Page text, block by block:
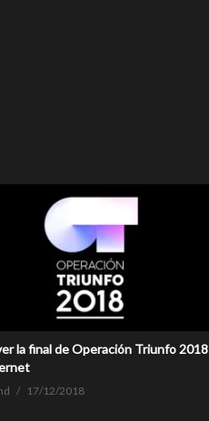
la final de Operación Triunfo 2018
17/12/2018